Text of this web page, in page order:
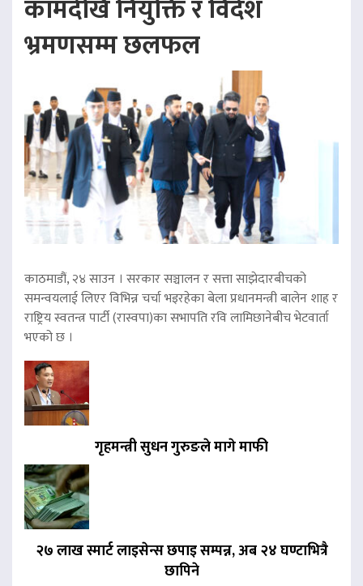
कामदेखि नियुक्ति र विदेश
भ्रमणसम्म छलफल
काठमाडौं, २४ साउन । सरकार सञ्चालन र सत्ता साझेदारबीचको
समन्वयलाई लिएर विभिन्न चर्चा भइरहेका बेला प्रधानमन्त्री बालेन शाह र
राष्ट्रिय स्वतन्त्र पार्टी (रास्वपा)का सभापति रवि लामिछानेबीच भेटवार्ता
भएको छ ।
गृहमन्त्री सुधन गुरुङले मागे माफी
२७ लाख स्मार्ट लाइसेन्स छपाइ सम्पन्न, अब २४ घण्टाभित्रै
छापिने